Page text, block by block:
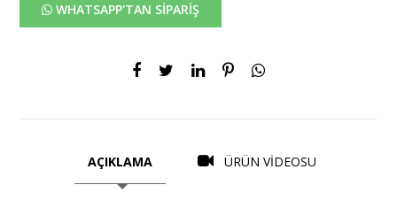
WHATSAPP'TAN SİPARİŞ
AÇIKLAMA ÜRÜN VİDEOSU